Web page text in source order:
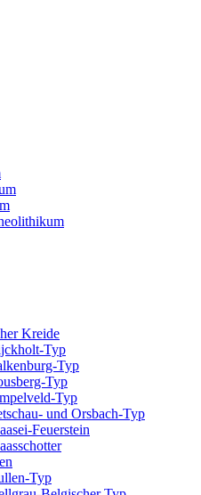
Kreide
Typ
Typ
Typ
Typ
und Orsbach-Typ
Feuerstein
Typ